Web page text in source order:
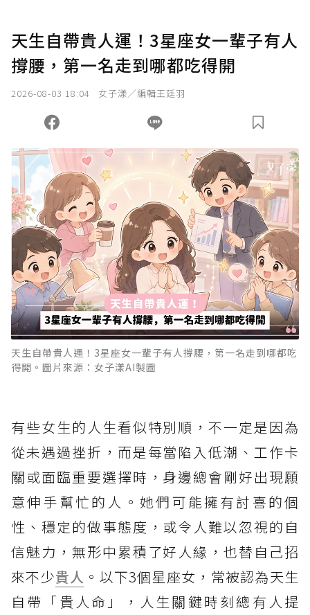
天生自帶貴人運！3星座女一輩子有人
撐腰，第一名走到哪都吃得開
2026-08-03 18:04 女子漾／編輯王廷羽
天生自帶貴人運！3星座女一輩子有人撐腰，第一名走到哪都吃
得開。圖片來源：女子漾AI製圖
有些女生的人生看似特別順，不一定是因為
從未遇過挫折，而是每當陷入低潮、工作卡
關或面臨重要選擇時，身邊總會剛好出現願
意伸手幫忙的人。她們可能擁有討喜的個
性、穩定的做事態度，或令人難以忽視的自
信魅力，無形中累積了好人緣，也替自己招
來不少貴人 。以下3個星座女，常被認為天生
自帶「貴人命」，人生關鍵時刻總有人提